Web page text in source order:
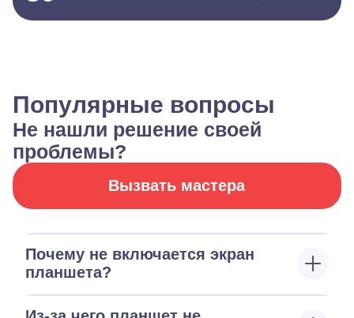
Популярные вопросы
Не нашли решение своей
проблемы?
Вызвать мастера
Почему не включается экран
планшета?